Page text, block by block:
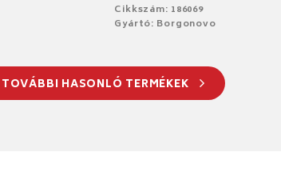
Cikkszám: 186069
Gyártó: Borgonovo
TOVÁBBI HASONLÓ TERMÉKEK